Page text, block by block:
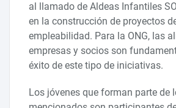
al llamado de Aldeas Infantiles
en la construcción de proyectos
empleabilidad. Para la ONG, las
empresas y socios son
éxito de este tipo de iniciativas.
Los jóvenes que forman parte de